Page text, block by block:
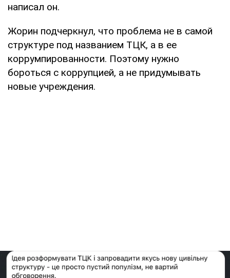
написал он.
Жорин подчеркнул, что проблема не в самой
структуре под названием ТЦК, а в ее
коррумпированности. Поэтому нужно
бороться с коррупцией, а не придумывать
новые учреждения.